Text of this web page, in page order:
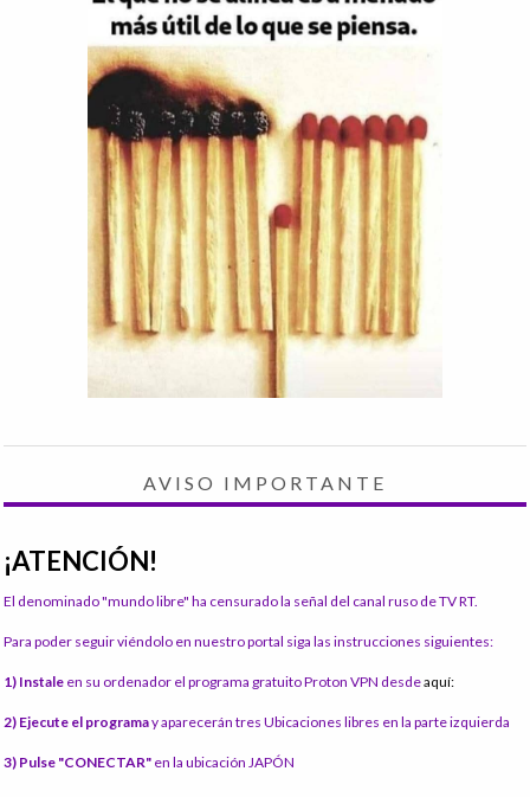
AVISO IMPORTANTE
¡ATENCIÓN!
El denominado "mundo libre" ha censurado la señal del canal ruso de TV RT.
Para poder seguir viéndolo en nuestro portal siga las instrucciones siguientes:
1) Instale en su ordenador el programa gratuito Proton VPN desdeaquí:
2) Ejecute el programay aparecerán tres Ubicaciones libres en la parte izquierda
3) Pulse "CONECTAR" en la ubicación JAPÓN